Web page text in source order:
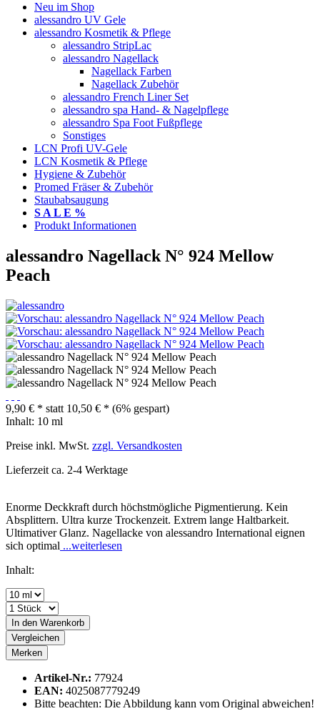
Neu im Shop
alessandro UV Gele
alessandro Kosmetik & Pflege
alessandro StripLac
alessandro Nagellack
Nagellack Farben
Nagellack Zubehör
alessandro French Liner Set
alessandro spa Hand- & Nagelpflege
alessandro Spa Foot Fußpflege
Sonstiges
LCN Profi UV-Gele
LCN Kosmetik & Pflege
Hygiene & Zubehör
Promed Fräser & Zubehör
Staubabsaugung
S A L E %
Produkt Informationen
alessandro Nagellack N° 924 Mellow
Peach
9,90 € * statt 10,50 € * (6% gespart)
Inhalt: 10 ml
Preise inkl. MwSt. zzgl. Versandkosten
Lieferzeit ca. 2-4 Werktage
Enorme Deckkraft durch höchstmögliche Pigmentierung. Kein
Absplittern. Ultra kurze Trockenzeit. Extrem lange Haltbarkeit.
Ultimativer Glanz. Nagellacke von alessandro International eignen
sich optimal ...weiterlesen
Inhalt:
In den Warenkorb
Vergleichen
Merken
Artikel-Nr.: 77924
EAN: 4025087779249
Bitte beachten: Die Abbildung kann vom Original abweichen!